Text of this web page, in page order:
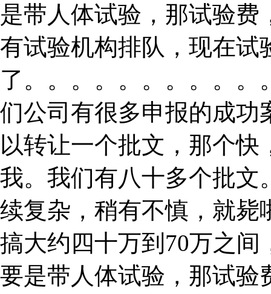
是带人体试验，那试验费
有试验机构排队，现在试
了。。。。。。。。。
们公司有很多申报的成功
以转让一个批文，那个
我。我们有八十多个批文
续复杂，稍有不慎，就毙
搞大约四十万到70万之
要是带人体试验，那试验